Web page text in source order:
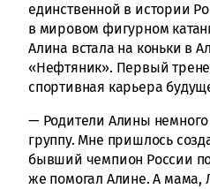
единственной в истории
в мировом фигурном
Алина встала на коньки в
«Нефтяник». Первый
спортивная карьера
— Родители Алины
группу. Мне пришлось
бывший чемпион России по
же помогал Алине. А мама,